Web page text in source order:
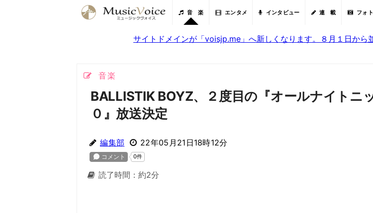
音 楽 エンタメ インタビュー 連 載 フォト
サイトドメインが「voisjp.me」へ新しくなります。８月１日から
音楽
BALLISTIK BOYZ、２度目の『オールナイトニ
０』放送決定
編集部 22年05月21日18時12分
読了時間：約2分